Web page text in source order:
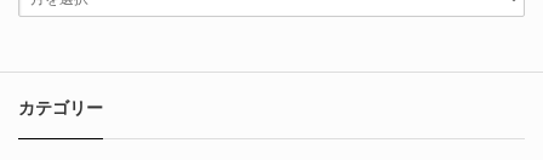
カテゴリー